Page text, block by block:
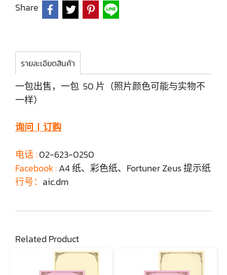
Share
รายละเอียดสินค้า
一包出售，一包 50 片（照片颜色可能与实物不
一样）
询问 | 订购
电话 :02-623-0250
Facebook :A4 纸、彩色纸、Fortuner Zeus 提示纸
行号： aic.dm
Related Product